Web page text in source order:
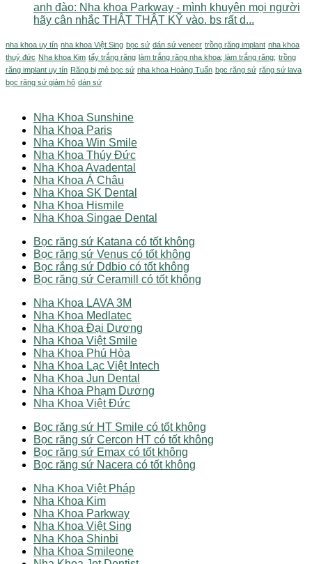
anh đào: Nha khoa Parkway - mình khuyên mọi người
hãy cân nhắc THẬT THẬT KỸ vào. bs rất d...
nha khoa uy tín nha khoa Việt Sing bọc sứ dán sứ veneer trồng răng implant nha khoa
thuý đức Nha khoa Kim tẩy trắng răng làm trắng răng nha khoa; làm trắng răng; trồng
răng implant uy tín Răng bị mẻ bọc sứ nha khoa Hoàng Tuấn bọc răng sứ răng sứ lava
bọc răng sứ giảm hô dán sứ
Nha Khoa Sunshine
Nha Khoa Paris
Nha Khoa Win Smile
Nha Khoa Thúy Đức
Nha Khoa Avadental
Nha Khoa Á Châu
Nha Khoa SK Dental
Nha Khoa Hismile
Nha Khoa Singae Dental
Bọc răng sứ Katana có tốt không
Bọc răng sứ Venus có tốt không
Bọc rắng sứ Ddbio có tốt không
Bọc răng sứ Ceramill có tốt không
Nha Khoa LAVA 3M
Nha Khoa Medlatec
Nha Khoa Đại Dương
Nha Khoa Việt Smile
Nha Khoa Phú Hòa
Nha Khoa Lạc Việt Intech
Nha Khoa Jun Dental
Nha Khoa Phạm Dương
Nha Khoa Việt Đức
Bọc răng sứ HT Smile có tốt không
Bọc răng sứ Cercon HT có tốt không
Bọc răng sứ Emax có tốt không
Bọc răng sứ Nacera có tốt không
Nha Khoa Việt Pháp
Nha Khoa Kim
Nha Khoa Parkway
Nha Khoa Việt Sing
Nha Khoa Shinbi
Nha Khoa Smileone